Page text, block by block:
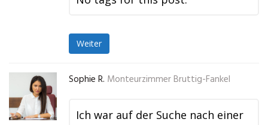
Weiter
Sophie R. Monteurzimmer Bruttig-Fankel
Ich war auf der Suche nach einer